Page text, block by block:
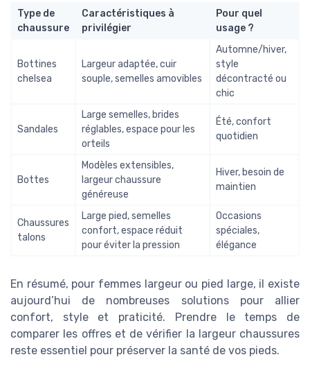
Type de
chaussure
Caractéristiques à
privilégier
Pour quel
usage ?
Bottines
chelsea
Largeur adaptée, cuir
souple, semelles amovibles
Automne/hiver,
style
décontracté ou
chic
Sandales
Large semelles, brides
réglables, espace pour les
orteils
Été, confort
quotidien
Bottes
Modèles extensibles,
largeur chaussure
généreuse
Hiver, besoin de
maintien
Chaussures
talons
Large pied, semelles
confort, espace réduit
pour éviter la pression
Occasions
spéciales,
élégance
En résumé, pour femmes largeur ou pied large, il existe
aujourd’hui de nombreuses solutions pour allier
confort, style et praticité. Prendre le temps de
comparer les offres et de vérifier la largeur chaussures
reste essentiel pour préserver la santé de vos pieds.